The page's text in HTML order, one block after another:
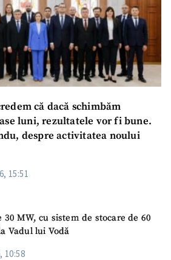
că dacă schimbăm
luni, rezultatele vor fi bune.
despre activitatea noului
15:51
MW, cu sistem de stocare de 60
Vadul lui Vodă
10:58